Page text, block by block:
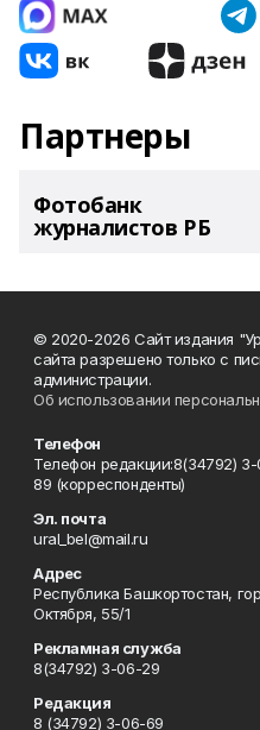
Партнеры
Фотобанк
журналистов РБ
© 2020-2026 Сайт издания
сайта разрешено только с
администрации.
Об использовании
Телефон
Телефон редакции:8(34792)
89 (корреспонденты)
Эл. почта
ural_bel@mail.ru
Адрес
Республика Башкортостан,
Октября, 55/1
Рекламная служба
8(34792) 3-06-29
Редакция
8 (34792) 3-06-69